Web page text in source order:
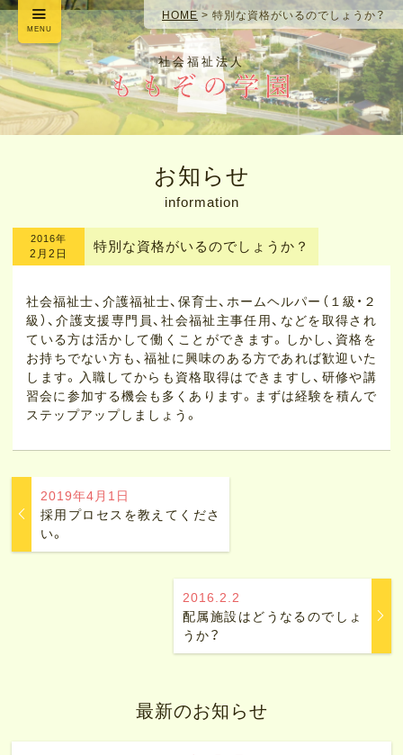
社会福祉法人
MENU
HOME> 特別な資格がいるのでしょうか？
お知らせ
information
2016年
2月2日 特別な資格がいるのでしょうか？
社会福祉士、介護福祉士、保育士、ホームヘルパー（１級・２
級）、介護支援専門員、社会福祉主事任用、などを取得され
ている方は活かして働くことができます。しかし、資格を
お持ちでない方も、福祉に興味のある方であれば歓迎いた
します。入職してからも資格取得はできますし、研修や講
習会に参加する機会も多くあります。まずは経験を積んで
ステップアップしましょう。
2019年4月1日
採用プロセスを教えてくださ
い。
2016.2.2
配属施設はどうなるのでしょ
うか？
最新のお知らせ